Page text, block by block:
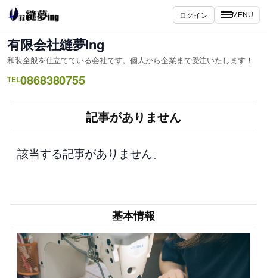
内
容
を
ス
キ
ッ
ログイン MENU
有限会社縫夢ing
和装全般を仕立てている会社です。個人から企業まで受注いたします！
TEL0868380755
記事がありません
該当する記事がありません。
基本情報